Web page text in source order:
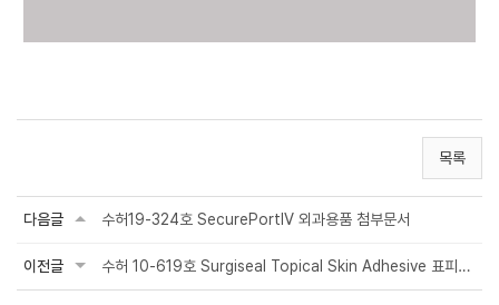
목록
다음글 수허19-324호 SecurePortIV 외과용품 첨부문서
이전글 수허 10-619호 Surgiseal Topical Skin Adhesive 표피외 연조직 접합용 접착제 첨부문...